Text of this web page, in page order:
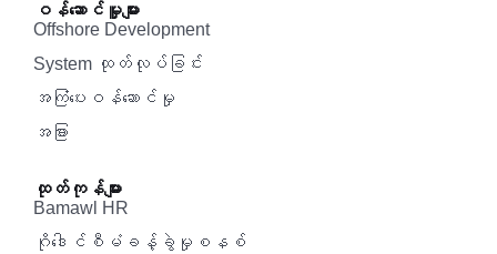
ဝန်ဆောင်မှူများ
Offshore Development
System ထုတ်လုပ်ခြင်း
အကြံပေးဝန်ဆောင်မှု‌
အခြား
ထုတ်ကုန်များ
Bamawl HR
ဂိုဒေါင်စီမံခန့်ခွဲမှုစနစ်